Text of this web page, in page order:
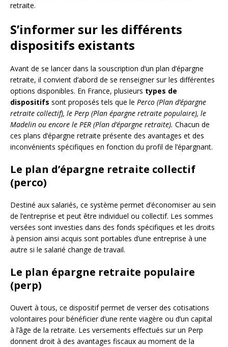
retraite.
S’informer sur les différents
dispositifs existants
Avant de se lancer dans la souscription d’un plan d’épargne
retraite, il convient d’abord de se renseigner sur les différentes
options disponibles. En France, plusieurs types de
dispositifs sont proposés tels que le Perco (Plan d’épargne
retraite collectif), le Perp (Plan épargne retraite populaire), le
Madelin ou encore le PER (Plan d’épargne retraite). Chacun de
ces plans d’épargne retraite présente des avantages et des
inconvénients spécifiques en fonction du profil de l’épargnant.
Le plan d’épargne retraite collectif
(perco)
Destiné aux salariés, ce système permet d’économiser au sein
de l’entreprise et peut être individuel ou collectif. Les sommes
versées sont investies dans des fonds spécifiques et les droits
à pension ainsi acquis sont portables d’une entreprise à une
autre si le salarié change de travail.
Le plan épargne retraite populaire
(perp)
Ouvert à tous, ce dispositif permet de verser des cotisations
volontaires pour bénéficier d’une rente viagère ou d’un capital
à l’âge de la retraite. Les versements effectués sur un Perp
donnent droit à des avantages fiscaux au moment de la